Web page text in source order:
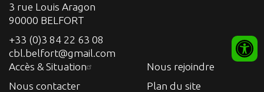
3 rue Louis Aragon
90000 BELFORT
+33 (0)3 84 22 63 08
cbl.belfort@gmail.com
Accès & Situation
Nous contacter
Nous rejoindre
Plan du site